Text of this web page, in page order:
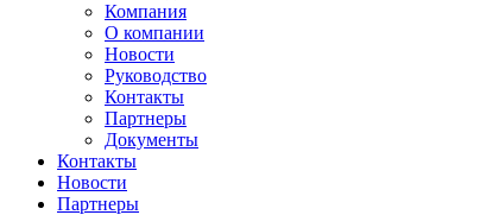
Компания
О компании
Новости
Руководство
Контакты
Партнеры
Документы
Контакты
Новости
Партнеры